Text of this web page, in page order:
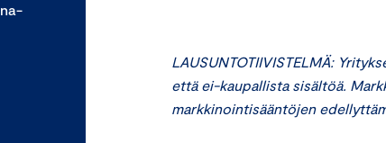
LAUSUNTOTIIVISTELMÄ:
että ei-kaupallista sisältöä.
markkinointisääntöjen